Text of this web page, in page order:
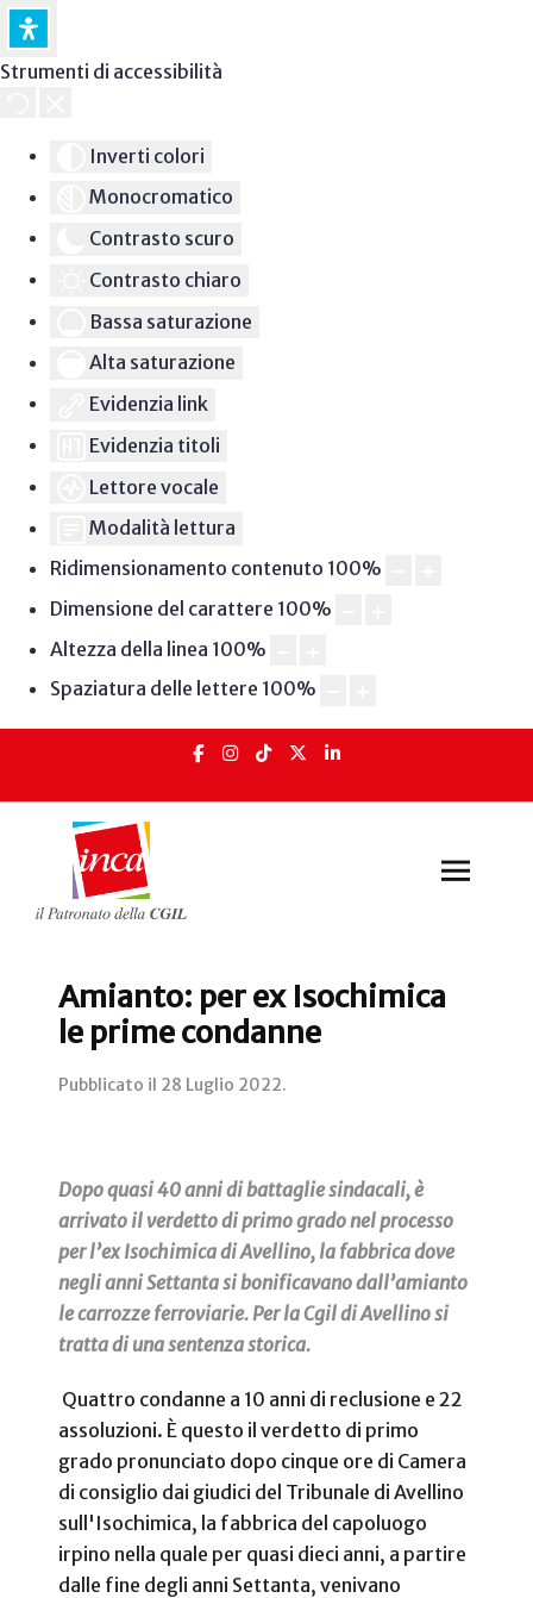
Strumenti di accessibilità
Inverti colori
Monocromatico
Contrasto scuro
Contrasto chiaro
Bassa saturazione
Alta saturazione
Evidenzia link
Evidenzia titoli
Lettore vocale
Modalità lettura
Ridimensionamento contenuto 100%
Dimensione del carattere 100%
Altezza della linea 100%
Spaziatura delle lettere 100%
Amianto: per ex Isochimica
le prime condanne
Pubblicato il 28 Luglio 2022.
Dopo quasi 40 anni di battaglie sindacali, è
arrivato il verdetto di primo grado nel processo
per l’ex Isochimica di Avellino, la fabbrica dove
negli anni Settanta si bonificavano dall’amianto
le carrozze ferroviarie. Per la Cgil di Avellino si
tratta di una sentenza storica.
Quattro condanne a 10 anni di reclusione e 22
assoluzioni. È questo il verdetto di primo
grado pronunciato dopo cinque ore di Camera
di consiglio dai giudici del Tribunale di Avellino
sull'Isochimica, la fabbrica del capoluogo
irpino nella quale per quasi dieci anni, a partire
dalle fine degli anni Settanta, venivano